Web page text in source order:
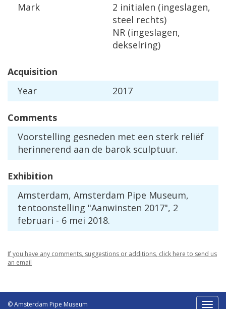
Mark
2 initialen (ingeslagen,
steel rechts)
NR (ingeslagen,
dekselring)
Acquisition
Year
2017
Comments
Voorstelling gesneden met een sterk reliëf
herinnerend aan de barok sculptuur.
Exhibition
Amsterdam, Amsterdam Pipe Museum,
tentoonstelling "Aanwinsten 2017", 2
februari - 6 mei 2018.
Ifyou have any comments, suggestions or additions, click here to send us
an email
© Amsterdam Pipe Museum